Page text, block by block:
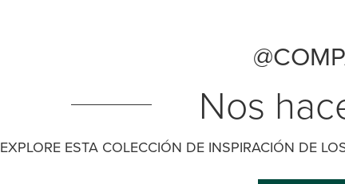
Nos
EXPLORE ESTA COLECCIÓN DE INSPIRACIÓN DE